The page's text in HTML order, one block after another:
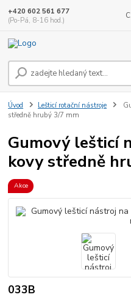
+420 602 561 677
(Po-Pá, 8-16 hod.)
Úvod Lešticí rotační nástroje
středně hrubý 3/7 mm
Gumový lešticí
kovy středně
Akce
033B